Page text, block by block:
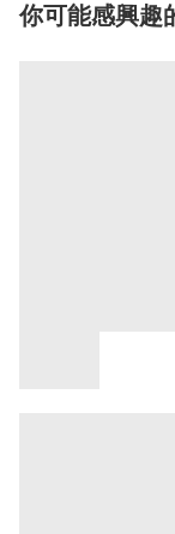
你可能感興趣